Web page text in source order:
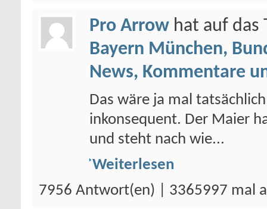
Pro Arrow hat auf das
Bayern München,
News, Kommentare
Das wäre ja mal
inkonsequent. Der Maier
und steht nach wie...
Weiterlesen
7956 Antwort(en) | 3365997 mal